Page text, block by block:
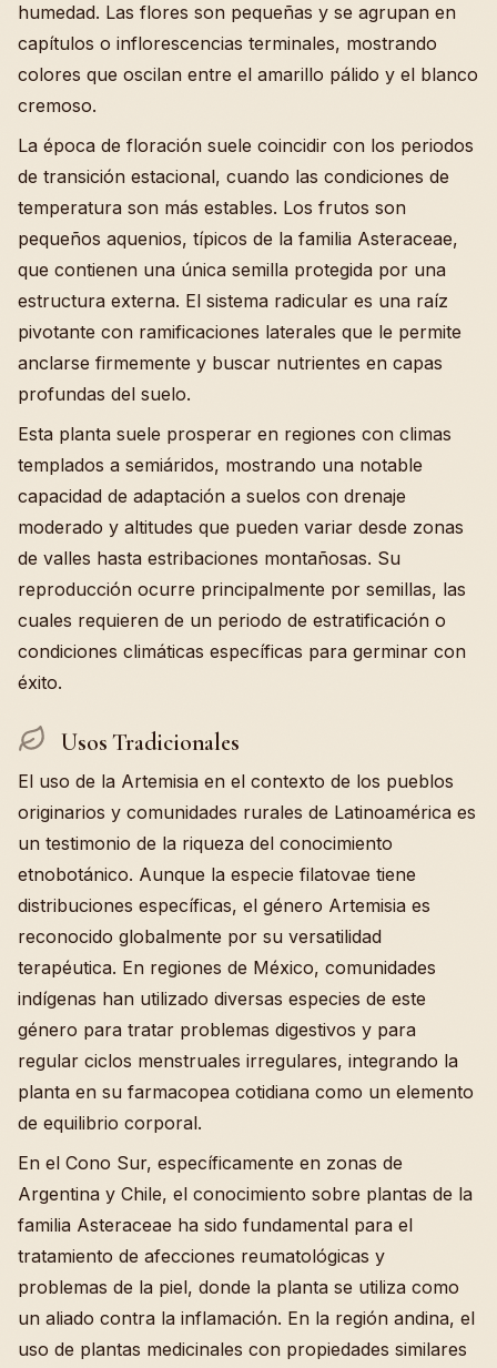
humedad. Las flores son pequeñas y se agrupan en
capítulos o inflorescencias terminales, mostrando
colores que oscilan entre el amarillo pálido y el blanco
cremoso.
La época de floración suele coincidir con los periodos
de transición estacional, cuando las condiciones de
temperatura son más estables. Los frutos son
pequeños aquenios, típicos de la familia Asteraceae,
que contienen una única semilla protegida por una
estructura externa. El sistema radicular es una raíz
pivotante con ramificaciones laterales que le permite
anclarse firmemente y buscar nutrientes en capas
profundas del suelo.
Esta planta suele prosperar en regiones con climas
templados a semiáridos, mostrando una notable
capacidad de adaptación a suelos con drenaje
moderado y altitudes que pueden variar desde zonas
de valles hasta estribaciones montañosas. Su
reproducción ocurre principalmente por semillas, las
cuales requieren de un periodo de estratificación o
condiciones climáticas específicas para germinar con
éxito.
Usos Tradicionales
El uso de la Artemisia en el contexto de los pueblos
originarios y comunidades rurales de Latinoamérica es
un testimonio de la riqueza del conocimiento
etnobotánico. Aunque la especie filatovae tiene
distribuciones específicas, el género Artemisia es
reconocido globalmente por su versatilidad
terapéutica. En regiones de México, comunidades
indígenas han utilizado diversas especies de este
género para tratar problemas digestivos y para
regular ciclos menstruales irregulares, integrando la
planta en su farmacopea cotidiana como un elemento
de equilibrio corporal.
En el Cono Sur, específicamente en zonas de
Argentina y Chile, el conocimiento sobre plantas de la
familia Asteraceae ha sido fundamental para el
tratamiento de afecciones reumatológicas y
problemas de la piel, donde la planta se utiliza como
un aliado contra la inflamación. En la región andina, el
uso de plantas medicinales con propiedades similares